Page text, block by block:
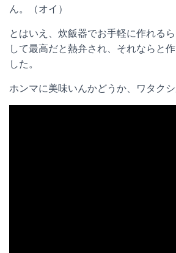
ん。（オイ）
とはいえ、炊飯器でお手軽に作れる
して最高だと熱弁され、それならと
した。
ホンマに美味いんかどうか、ワタク